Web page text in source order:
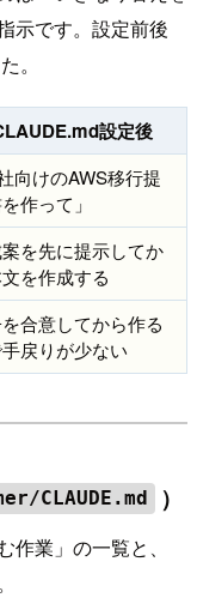
示です。設定前後
。
設定後
社向けのAWS移行提
作って」
を先に提示してか
を作成する
合意してから作る
戻りが少ない
CLAUDE.md ）
業」の一覧と、